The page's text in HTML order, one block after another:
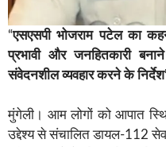
“एसएसपी भोजराम पटेल का
प्रभावी और जनहितकारी
संवेदनशील व्यवहार करने के
मुंगेली। आम लोगों को आपात
उद्देश्य से संचालित डायल-112